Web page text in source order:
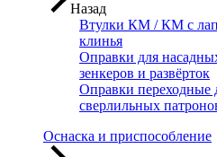
Назад
Втулки КМ / КМ с
клинья
Оправки для
зенкеров и развёрток
Оправки переходные
сверлильных
Оснаска и приспособление